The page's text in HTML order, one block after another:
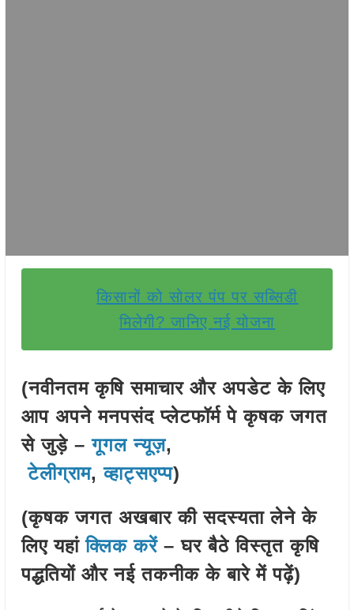
किसानों को सोलर पंप पर सब्सिडी
मिलेगी? जानिए नई योजना
(नवीनतम कृषि समाचार और अपडेट के लिए
आप अपने मनपसंद प्लेटफॉर्म पे कृषक जगत
से जुड़े – गूगल न्यूज़,
टेलीग्राम,व्हाट्सएप्प)
(कृषक जगत अखबार की सदस्यता लेने के
लिए यहांक्लिक करें– घर बैठे विस्तृत कृषि
पद्धतियों और नई तकनीक के बारे में पढ़ें)